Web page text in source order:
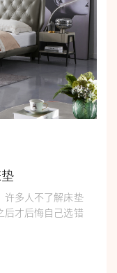
许多人不了解床垫
后才后悔自己选错